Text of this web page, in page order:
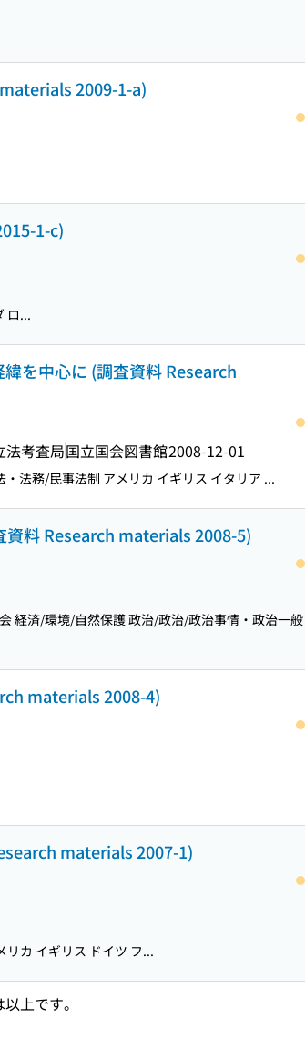
2009-1-a)
1-c)
ロ...
を中心に (調査資料 Research
法考査局国立国会図書館2008-12-01
・法務/民事法制 アメリカ イギリス イタリア ...
資料 Research materials 2008-5)
経済/環境/自然保護 政治/政治/政治事情・政治一般
materials 2008-4)
materials 2007-1)
カ イギリス ドイツ フ...
上です。